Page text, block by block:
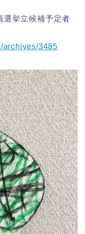
選挙立候補予定者
archives/3485